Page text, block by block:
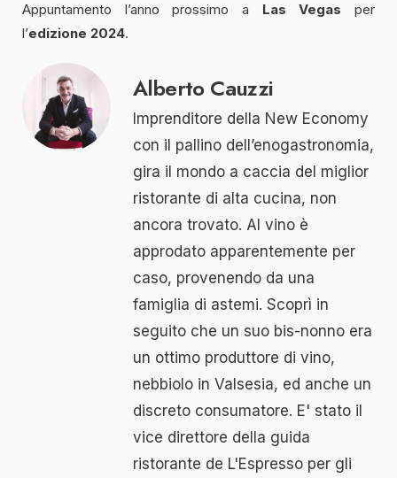
Appuntamento l’anno prossimo a Las Vegas per
l’edizione 2024.
Alberto Cauzzi
Imprenditore della New Economy
con il pallino dell’enogastronomia,
gira il mondo a caccia del miglior
ristorante di alta cucina, non
ancora trovato. Al vino è
approdato apparentemente per
caso, provenendo da una
famiglia di astemi. Scoprì in
seguito che un suo bis-nonno era
un ottimo produttore di vino,
nebbiolo in Valsesia, ed anche un
discreto consumatore. E' stato il
vice direttore della guida
ristorante de L'Espresso per gli